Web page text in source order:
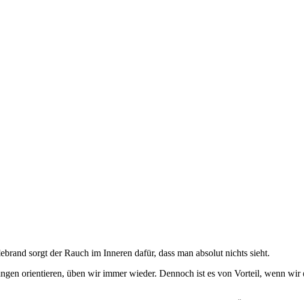
sorgt der Rauch im Inneren dafür, dass man absolut nichts sieht.
orientieren, üben wir immer wieder. Dennoch ist es von Vorteil, wenn wir